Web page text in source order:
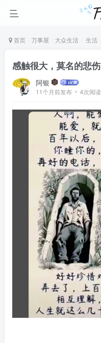
首页 万事屋 大众生活 生活
感触很大，莫名的悲伤
阿银
11个月前发布 4次阅读